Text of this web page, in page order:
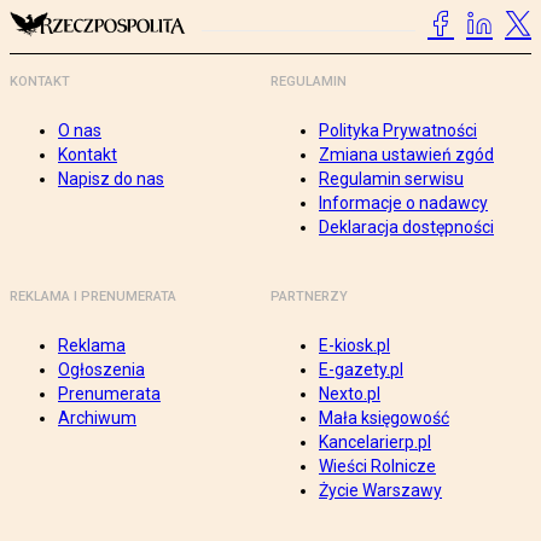
KONTAKT
O nas
Kontakt
Napisz do nas
REGULAMIN
Polityka Prywatności
Zmiana ustawień zgód
Regulamin serwisu
Informacje o nadawcy
Deklaracja dostępności
REKLAMA I PRENUMERATA
Reklama
Ogłoszenia
Prenumerata
Archiwum
PARTNERZY
E-kiosk.pl
E-gazety.pl
Nexto.pl
Mała księgowość
Kancelarierp.pl
Wieści Rolnicze
Życie Warszawy